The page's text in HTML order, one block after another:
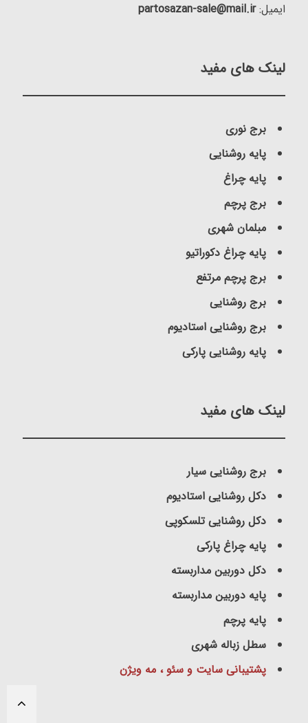
ایمیل:partosazan-sale@mail.ir
لینک های مفید
برج نوری
پایه روشنایی
پایه چراغ
برج پرچم
مبلمان شهری
پایه چراغ دکوراتیو
برج پرچم مرتفع
برج روشنایی
برج روشنایی استادیوم
پایه روشنایی پارکی
لینک های مفید
برج روشنایی سیار
دکل روشنایی استادیوم
دکل روشنایی تلسکوپی
پایه چراغ پارکی
دکل دوربین مداربسته
پایه دوربین مداربسته
پایه پرچم
سطل زباله شهری
پشتیبانی سایت و سئو ، مه ویژن